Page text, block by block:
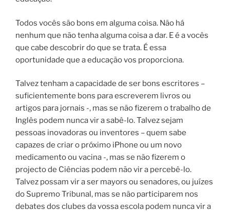
Todos vocês são bons em alguma coisa. Não há
nenhum que não tenha alguma coisa a dar. E é a vocês
que cabe descobrir do que se trata. É essa
oportunidade que a educação vos proporciona.
Talvez tenham a capacidade de ser bons escritores –
suficientemente bons para escreverem livros ou
artigos para jornais -, mas se não fizerem o trabalho de
Inglês podem nunca vir a sabê-lo. Talvez sejam
pessoas inovadoras ou inventores – quem sabe
capazes de criar o próximo iPhone ou um novo
medicamento ou vacina -, mas se não fizerem o
projecto de Ciências podem não vir a percebê-lo.
Talvez possam vir a ser mayors ou senadores, ou juízes
do Supremo Tribunal, mas se não participarem nos
debates dos clubes da vossa escola podem nunca vir a